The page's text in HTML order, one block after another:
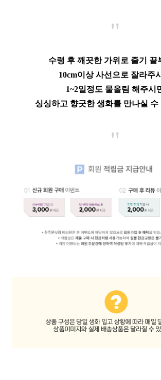
"
수령 후 깨끗한 가위로 줄기 끝
10cm이상 사선으로 잘라주
1~2일정도 물올림 해주시
싱싱하고 향긋한 생화를 만나실 수
"